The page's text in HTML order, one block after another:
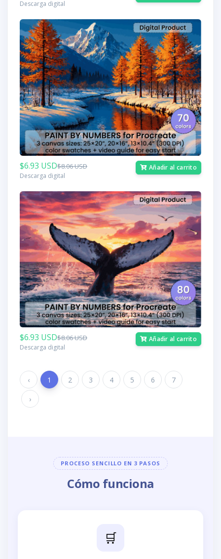
Descarga digital
$6.93 USD$8.06 USD
Descarga digital
Añadir al carrito
$6.93 USD$8.06 USD
Descarga digital
Añadir al carrito
‹ 1 2 3 4 5 6 7
›
PROCESO SENCILLO EN 3 PASOS
Cómo funciona
🛒